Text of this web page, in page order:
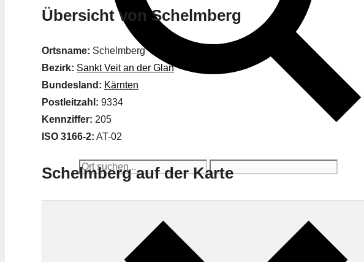
Übersicht von Schelmberg
Ortsname: Schelmberg
Bezirk: Sankt Veit an der Glan
Bundesland: Kärnten
Postleitzahl: 9334
Kennziffer: 205
ISO 3166-2: AT-02
Schelmberg auf der Karte